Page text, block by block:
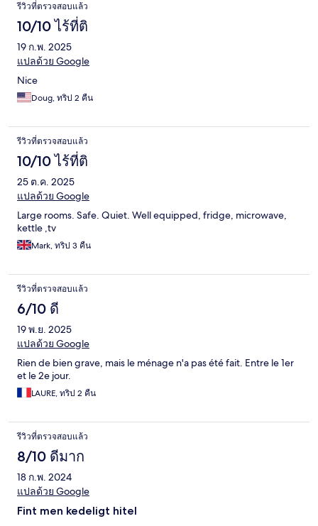
รีวิวที่ตรวจสอบแล้ว
10/10 ไร้ที่ติ
19 ก.พ. 2025
แปลด้วย Google
Nice
Doug, ทริป 2 คืน
รีวิวที่ตรวจสอบแล้ว
10/10 ไร้ที่ติ
25 ต.ค. 2025
แปลด้วย Google
Large rooms. Safe. Quiet. Well equipped, fridge, microwave,
kettle ,tv
Mark, ทริป 3 คืน
รีวิวที่ตรวจสอบแล้ว
6/10 ดี
19 พ.ย. 2025
แปลด้วย Google
Rien de bien grave, mais le ménage n'a pas été fait. Entre le 1er
et le 2e jour.
LAURE, ทริป 2 คืน
รีวิวที่ตรวจสอบแล้ว
8/10 ดีมาก
18 ก.พ. 2024
แปลด้วย Google
Fint men kedeligt hitel